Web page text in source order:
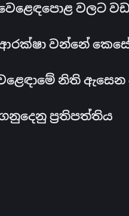
වලට
වන්නේ කෙසේ ද?
වෙළෙඳාමේ නිති
ප්‍රතිපත්තිය